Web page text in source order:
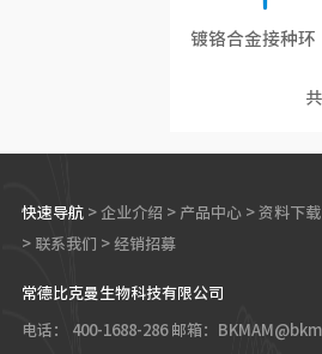
镀铬合金接种环
共
快速导航 > 企业介绍 > 产品中心 > 资料下载
> 联系我们 > 经销招募
常德比克曼生物科技有限公司
电话： 400-1688-286邮箱：